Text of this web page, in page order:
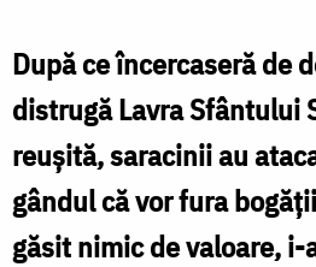
în
Mănăstirea
Sfântului
Sava
cel
După ce încercaseră de
distrugă Lavra Sfântului
reușită, saracinii au
gândul că vor fura
găsit nimic de valoare,